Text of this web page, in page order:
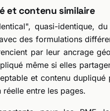
et contenu similaire
quasi-identique,
des formulations
par leur ancrage
même si elles
et contenu
entre les pages.